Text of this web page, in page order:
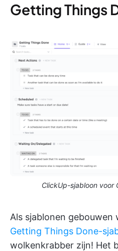
Getting Things
ClickUp-sjabloon voor
Als sjablonen gebouwen
Getting Things Done-
wolkenkrabber zijn! Het